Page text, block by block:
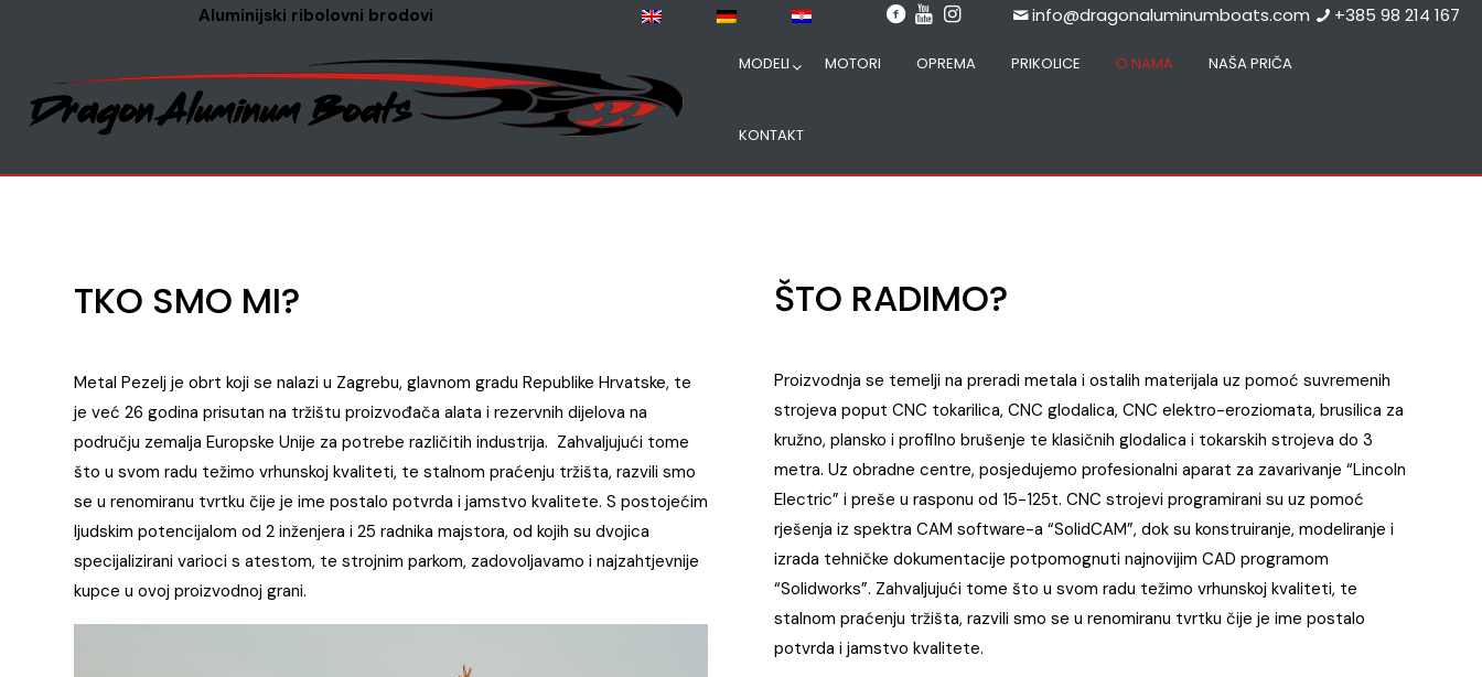
Aluminijski ribolovni brodovi info@dragonaluminumboats.com +385 98 214 167
MODELI MOTORI OPREMA PRIKOLICE O NAMA NAŠA PRIČA
KONTAKT
TKO SMO MI?
Metal Pezelj je obrt koji se nalazi u Zagrebu, glavnom gradu Republike Hrvatske, te
je već 26 godina prisutan na tržištu proizvođača alata i rezervnih dijelova na
području zemalja Europske Unije za potrebe različitih industrija. Zahvaljujući tome
što u svom radu težimo vrhunskoj kvaliteti, te stalnom praćenju tržišta, razvili smo
se u renomiranu tvrtku čije je ime postalo potvrda i jamstvo kvalitete. S postojećim
ljudskim potencijalom od 2 inženjera i 25 radnika majstora, od kojih su dvojica
specijalizirani varioci s atestom, te strojnim parkom, zadovoljavamo i najzahtjevnije
kupce u ovoj proizvodnoj grani.
ŠTO RADIMO?
Proizvodnja se temelji na preradi metala i ostalih materijala uz pomoć suvremenih
strojeva poput CNC tokarilica, CNC glodalica, CNC elektro-eroziomata, brusilica za
kružno, plansko i profilno brušenje te klasičnih glodalica i tokarskih strojeva do 3
metra. Uz obradne centre, posjedujemo profesionalni aparat za zavarivanje “Lincoln
Electric” i preše u rasponu od 15-125t. CNC strojevi programirani su uz pomoć
rješenja iz spektra CAM software-a “SolidCAM”, dok su konstruiranje, modeliranje i
izrada tehničke dokumentacije potpomognuti najnovijim CAD programom
“Solidworks”. Zahvaljujući tome što u svom radu težimo vrhunskoj kvaliteti, te
stalnom praćenju tržišta, razvili smo se u renomiranu tvrtku čije je ime postalo
potvrda i jamstvo kvalitete.